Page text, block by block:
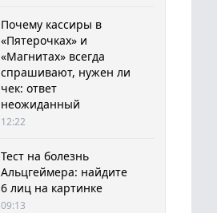
Почему кассиры в
«Пятерочках» и
«Магнитах» всегда
спрашивают, нужен ли
чек: ответ
неожиданный
12:22
Тест на болезнь
Альцгеймера: найдите
6 лиц на картинке
09:13